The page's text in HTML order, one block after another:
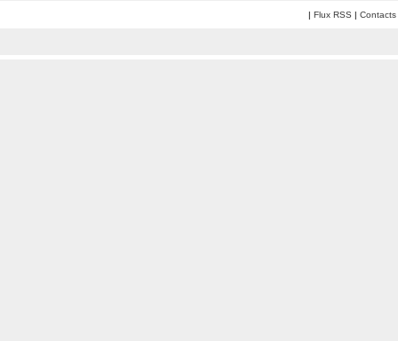
| Flux RSS | Contacts